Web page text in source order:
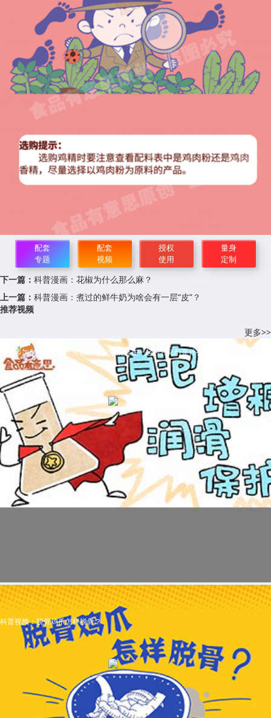
配套
专题
配套
视频
授权
使用
量身
定制
下一篇： 科普漫画：花椒为什么那么麻？
上一篇： 科普漫画：煮过的鲜牛奶为啥会有一层“皮”？
推荐视频
更多>>
食品添加剂科普视频：可以将水和油混合在一起的乳化剂是什么？
科普视频：脱骨鸡爪怎样脱骨？